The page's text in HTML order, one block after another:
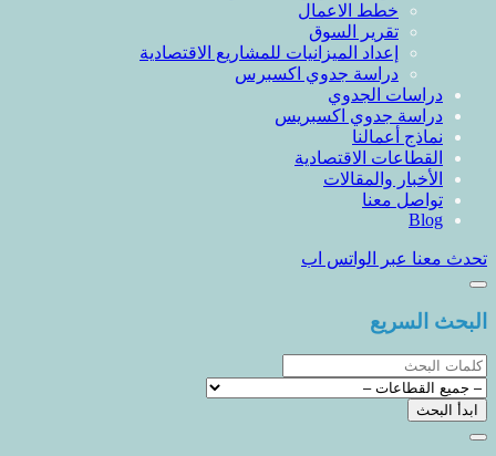
خطط الاعمال
تقرير السوق
إعداد الميزانيات للمشاريع الاقتصادية
دراسة جدوي اكسبرس
دراسات الجدوي
دراسة جدوي اكسبريس
نماذج أعمالنا
القطاعات الاقتصادية
الأخبار والمقالات
تواصل معنا
Blog
تحدث معنا عبر الواتس اب
البحث السريع